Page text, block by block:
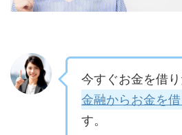
今すぐお金を借り
金融からお金を
す。